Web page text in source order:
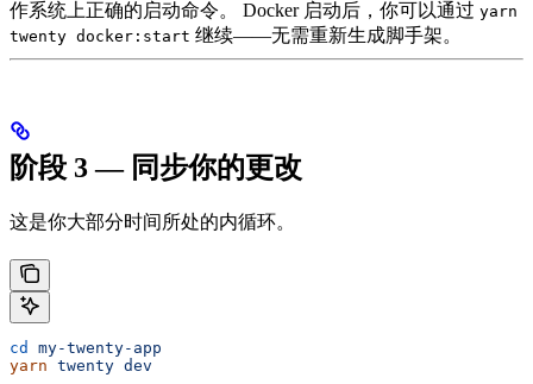
作系统上正确的启动命令。 Docker 启动后，你可以通过 yarn
twenty docker:start 继续——无需重新生成脚手架。
阶段 3 — 同步你的更改
这是你大部分时间所处的内循环。
cd
my-twenty-app
yarn twenty dev